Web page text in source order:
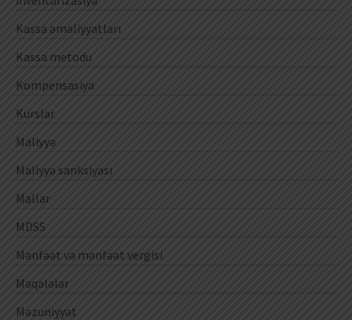
Kassa əməliyyatları
Kassa metodu
Kompensasiya
Kurslar
Maliyyə
Maliyyə sanksiyası
Mallar
MDSS
Mənfəət və mənfəət vergisi
Məqalələr
Məzuniyyət